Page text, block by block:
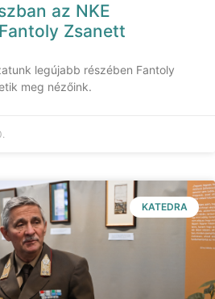
az NKE
Zsanett
legújabb részében Fantoly
meg nézőink.
KATEDRA